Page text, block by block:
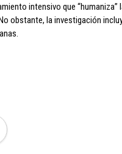
intensivo que
obstante, la investigación